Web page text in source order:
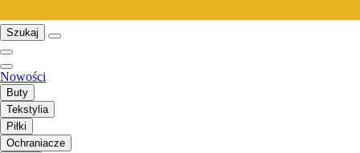
Szukaj
Nowości
Buty
Tekstylia
Piłki
Ochraniacze